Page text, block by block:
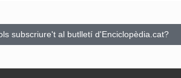
subscriure't al butlletí d'Enciclopèdia.cat?